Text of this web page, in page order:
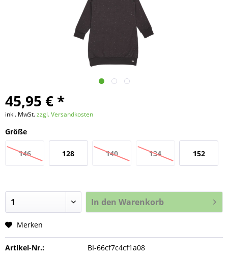
45,95 € *
inkl. MwSt.zzgl. Versandkosten
Größe
146 128 140 134 152
In den Warenkorb
Merken
Artikel-Nr.:
BI-66cf7c4cf1a08